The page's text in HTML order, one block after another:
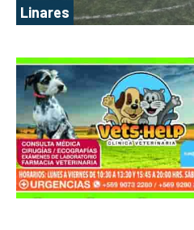
Linares